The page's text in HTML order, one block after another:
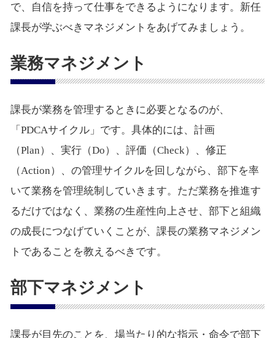
で、自信を持って仕事をできるようになります。新任
課長が学ぶべきマネジメントをあげてみましょう。
業務マネジメント
課長が業務を管理するときに必要となるのが、
「PDCAサイクル」です。具体的には、計画
（Plan）、実行（Do）、評価（Check）、修正
（Action）、の管理サイクルを回しながら、部下を率
いて業務を管理統制していきます。ただ業務を推進す
るだけではなく、業務の生産性向上させ、部下と組織
の成長につなげていくことが、課長の業務マネジメン
トであることを教えるべきです。
部下マネジメント
課長が目先のことを、場当たり的な指示・命令で部下